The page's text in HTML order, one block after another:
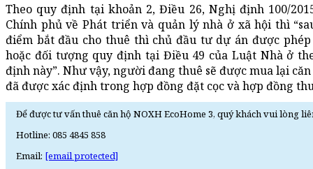
Theo quy định tại khoản 2, Điều 26, Nghị định 100/
Chính phủ về Phát triển và quản lý nhà ở xã hội thì
điểm bắt đầu cho thuê thì chủ đầu tư dự án được
hoặc đối tượng quy định tại Điều 49 của Luật Nhà ở
định này”. Như vậy, người đang thuê sẽ được mua lại
đã được xác định trong hợp đồng đặt cọc và hợp đồng
Để được tư vấn thuê căn hộ NOXH EcoHome 3, quý khách vui lòng
Hotline: 085 4845 858
Email: [email protected]